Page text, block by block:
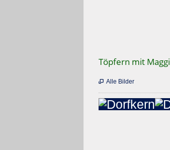
Töpfern mit Maggi
 Alle Bilder